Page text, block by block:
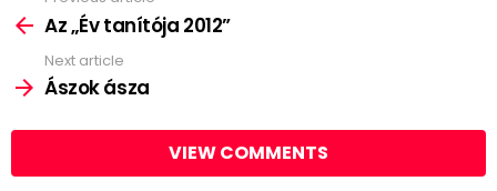
moreAz „Év tanítója 2012”
Next article
Ászok ásza
VIEW COMMENTS